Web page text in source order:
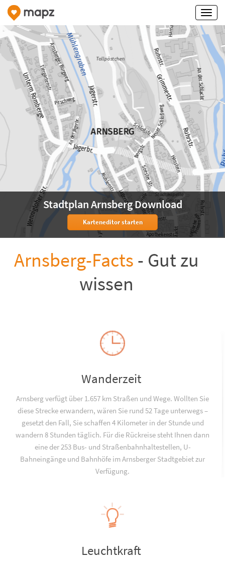
Stadtplan Arnsberg Download
Karteneditor starten
Arnsberg-Facts - Gut zu
wissen
Wanderzeit
Arnsberg verfügt über 1.657 km Straßen und Wege. Wollten Sie
diese Strecke erwandern, wären Sie rund 52 Tage unterwegs –
gesetzt den Fall, Sie schaffen 4 Kilometer in der Stunde und
wandern 8 Stunden täglich. Für die Rückreise steht Ihnen dann
eine der 253 Bus- und Straßenbahnhaltestellen, U-
Bahneingänge und Bahnhöfe im Arnsberger Stadtgebiet zur
Verfügung.
Leuchtkraft